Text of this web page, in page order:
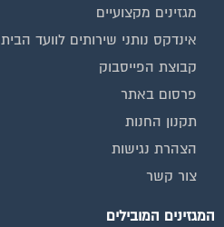
מגזינים מקצועיים
אינדקס נותני שירותים לוועד הבית
קבוצת הפייסבוק
פרסום באתר
תקנון החנות
הצהרת נגישות
צור קשר
המגזינים המובילים